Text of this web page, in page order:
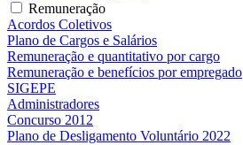
Remuneração
Acordos Coletivos
Plano de Cargos e Salários
Remuneração e quantitativo por cargo
Remuneração e benefícios por empregado
SIGEPE
Administradores
Concurso 2012
Plano de Desligamento Voluntário 2022